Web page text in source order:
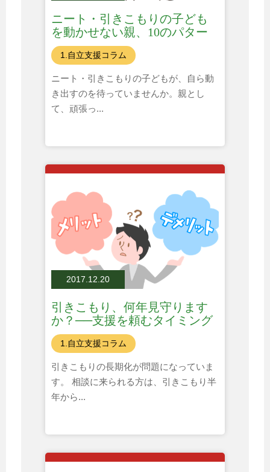
ニート・引きこもりの子ども
を動かせない親、10のパター
ン
1.自立支援コラム
ニート・引きこもりの子どもが、自ら動
き出すのを待っていませんか。親とし
て、頑張っ...
2017.12.20
引きこもり、何年見守ります
か？──支援を頼むタイミング
とは
1.自立支援コラム
引きこもりの長期化が問題になっていま
す。 相談に来られる方は、引きこもり半
年から...